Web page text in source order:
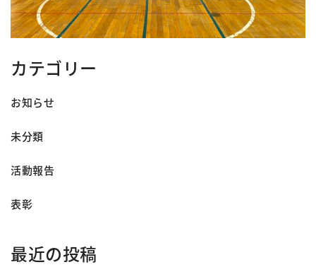
カテゴリー
お知らせ
未分類
活動報告
表彰
最近の投稿